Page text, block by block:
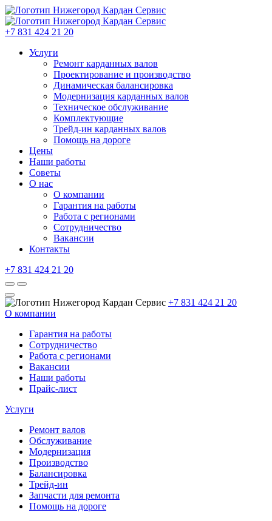
+7 831 424 21 20
Услуги
Ремонт карданных валов
Проектирование и производство
Динамическая балансировка
Модернизация карданных валов
Техническое обслуживание
Комплектующие
Трейд-ин карданных валов
Помощь на дороге
Цены
Наши работы
Советы
О нас
О компании
Гарантия на работы
Работа с регионами
Сотрудничество
Вакансии
Контакты
+7 831 424 21 20
+7 831 424 21 20
О компании
Гарантия на работы
Сотрудничество
Работа с регионами
Вакансии
Наши работы
Прайс-лист
Услуги
Ремонт валов
Обслуживание
Модернизация
Производство
Балансировка
Трейд-ин
Запчасти для ремонта
Помощь на дороге